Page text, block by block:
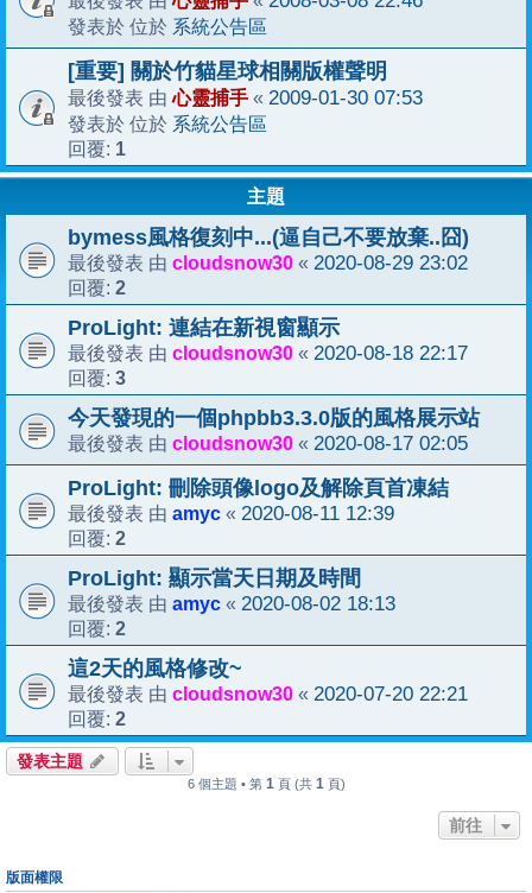
發表於 位於 系統公告區
[重要] 關於竹貓星球相關版權聲明
最後發表 由心靈捕手 « 2009-01-30 07:53
發表於 位於 系統公告區
回覆: 1
主題
bymess風格復刻中...(逼自己不要放棄..囧)
最後發表 由 cloudsnow30 « 2020-08-29 23:02
回覆: 2
ProLight: 連結在新視窗顯示
最後發表 由 cloudsnow30 « 2020-08-18 22:17
回覆: 3
今天發現的一個phpbb3.3.0版的風格展示站
最後發表 由 cloudsnow30 « 2020-08-17 02:05
ProLight: 刪除頭像logo及解除頁首凍結
最後發表 由 amyc « 2020-08-11 12:39
回覆: 2
ProLight: 顯示當天日期及時間
最後發表 由 amyc « 2020-08-02 18:13
回覆: 2
這2天的風格修改~
最後發表 由 cloudsnow30 « 2020-07-20 22:21
回覆: 2
發表主題
6 個主題 • 第 1 頁 (共 1 頁)
前往
版面權限